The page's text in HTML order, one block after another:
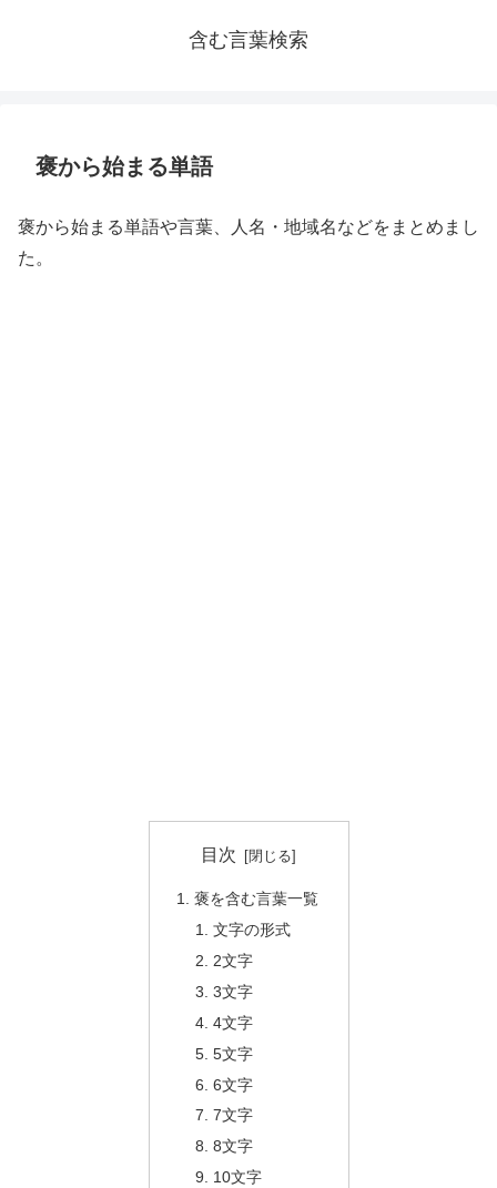
含む言葉検索
褒から始まる単語
褒から始まる単語や言葉、人名・地域名などをまとめまし
た。
目次
褒を含む言葉一覧
文字の形式
2文字
3文字
4文字
5文字
6文字
7文字
8文字
10文字